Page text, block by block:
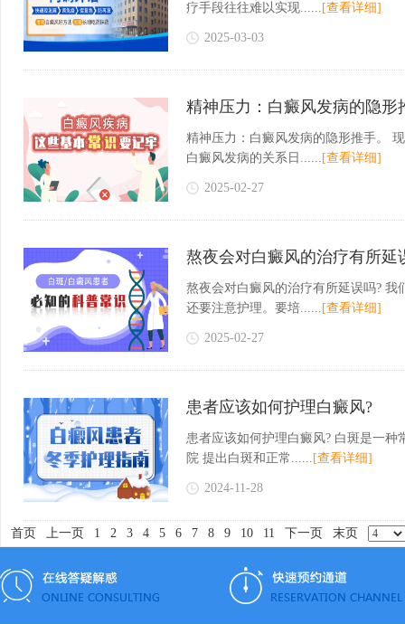
疗手段往往难以实现...... [查看详细]
2025-03-03
精神压力：白癜风发病的隐形
精神压力：白癜风发病的隐形推手。
白癜风发病的关系日...... [查看详细]
2025-02-27
熬夜会对白癜风的治疗有所延
熬夜会对白癜风的治疗有所延误吗?
还要注意护理。要培...... [查看详细]
2025-02-27
患者应该如何护理白癜风?
患者应该如何护理白癜风? 白斑是一
院 提出白斑和正常...... [查看详细]
2024-11-28
首页 上一页 1 2 3 4 5 6 7 8 9 10 11 下一页 末页